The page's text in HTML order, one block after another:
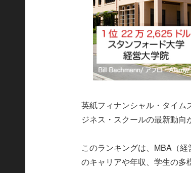
英紙フィナンシャル・タイ
ジネス・スクールの最新動向
このランキングは、MBA（
のキャリアや年収、学生の多